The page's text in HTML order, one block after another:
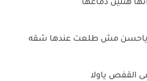
هتلين دماغها
ياحسن مش طلعت عندها شقه
القفص ياولا